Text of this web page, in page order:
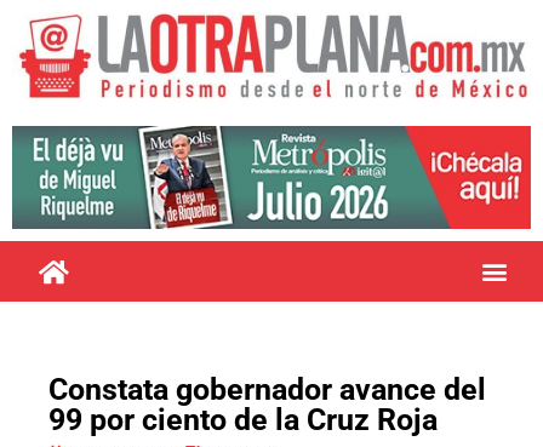
Constata gobernador avance del
99 por ciento de la Cruz Roja